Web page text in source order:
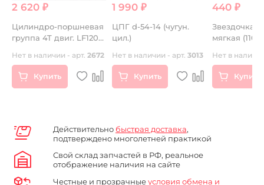
2 620 ₽
Цилиндро-поршневая
группа 4T двиг. LF120
Нет в наличии - арт. 2672
Купить
1 990 ₽
ЦПГ d-54-14 (чугун.
цил.)
Нет в наличии - арт. 3013
Купить
440 ₽
Звездочка
мягкая
Нет в
Купить
Действительно быстрая доставка,
подтверждено многолетней практикой
Свой склад запчастей в РФ, реальное
отображение наличия на сайте
Честные и прозрачныеусловия обмена и